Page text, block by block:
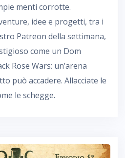
menti corrotte.
idee e progetti, tra i
Patreon della settimana,
come un Dom
Rose Wars: un’arena
può accadere. Allacciate le
le schegge.